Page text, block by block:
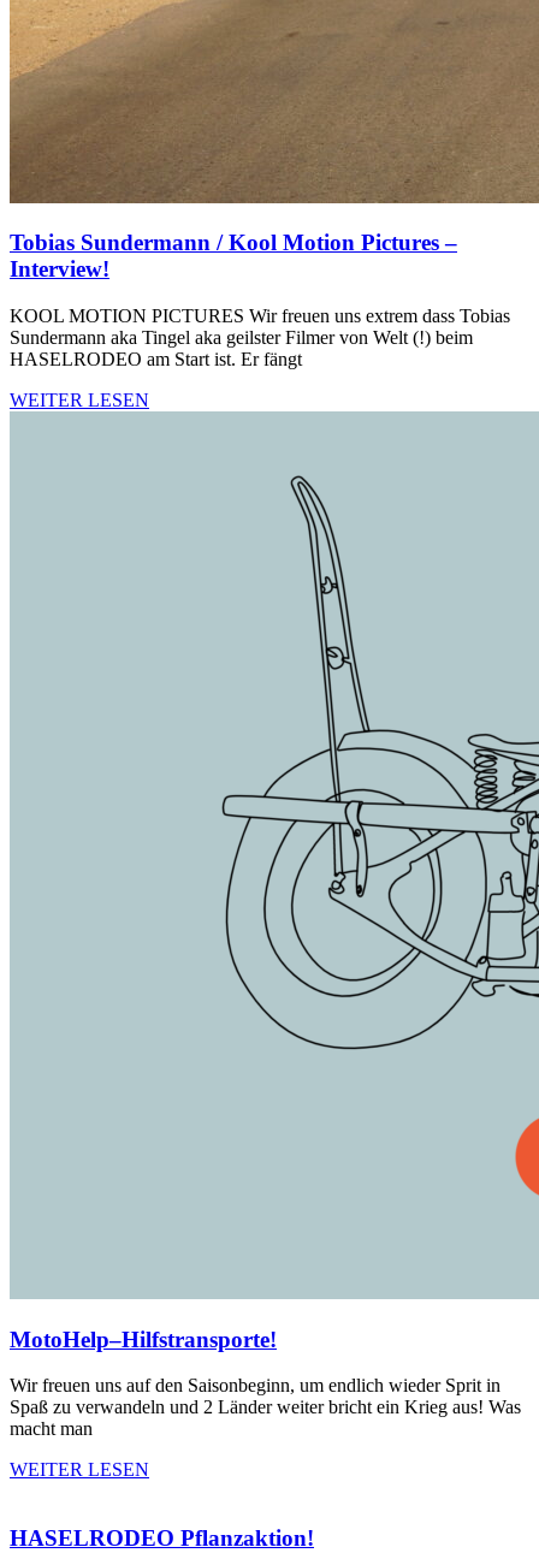
Tobias Sundermann / Kool Motion Pictures –
Interview!
KOOL MOTION PICTURES Wir freuen uns extrem dass Tobias
Sundermann aka Tingel aka geilster Filmer von Welt (!) beim
HASELRODEO am Start ist. Er fängt
WEITER LESEN
MotoHelp–Hilfstransporte!
Wir freuen uns auf den Saisonbeginn, um endlich wieder Sprit in
Spaß zu verwandeln und 2 Länder weiter bricht ein Krieg aus! Was
macht man
WEITER LESEN
HASELRODEO Pflanzaktion!